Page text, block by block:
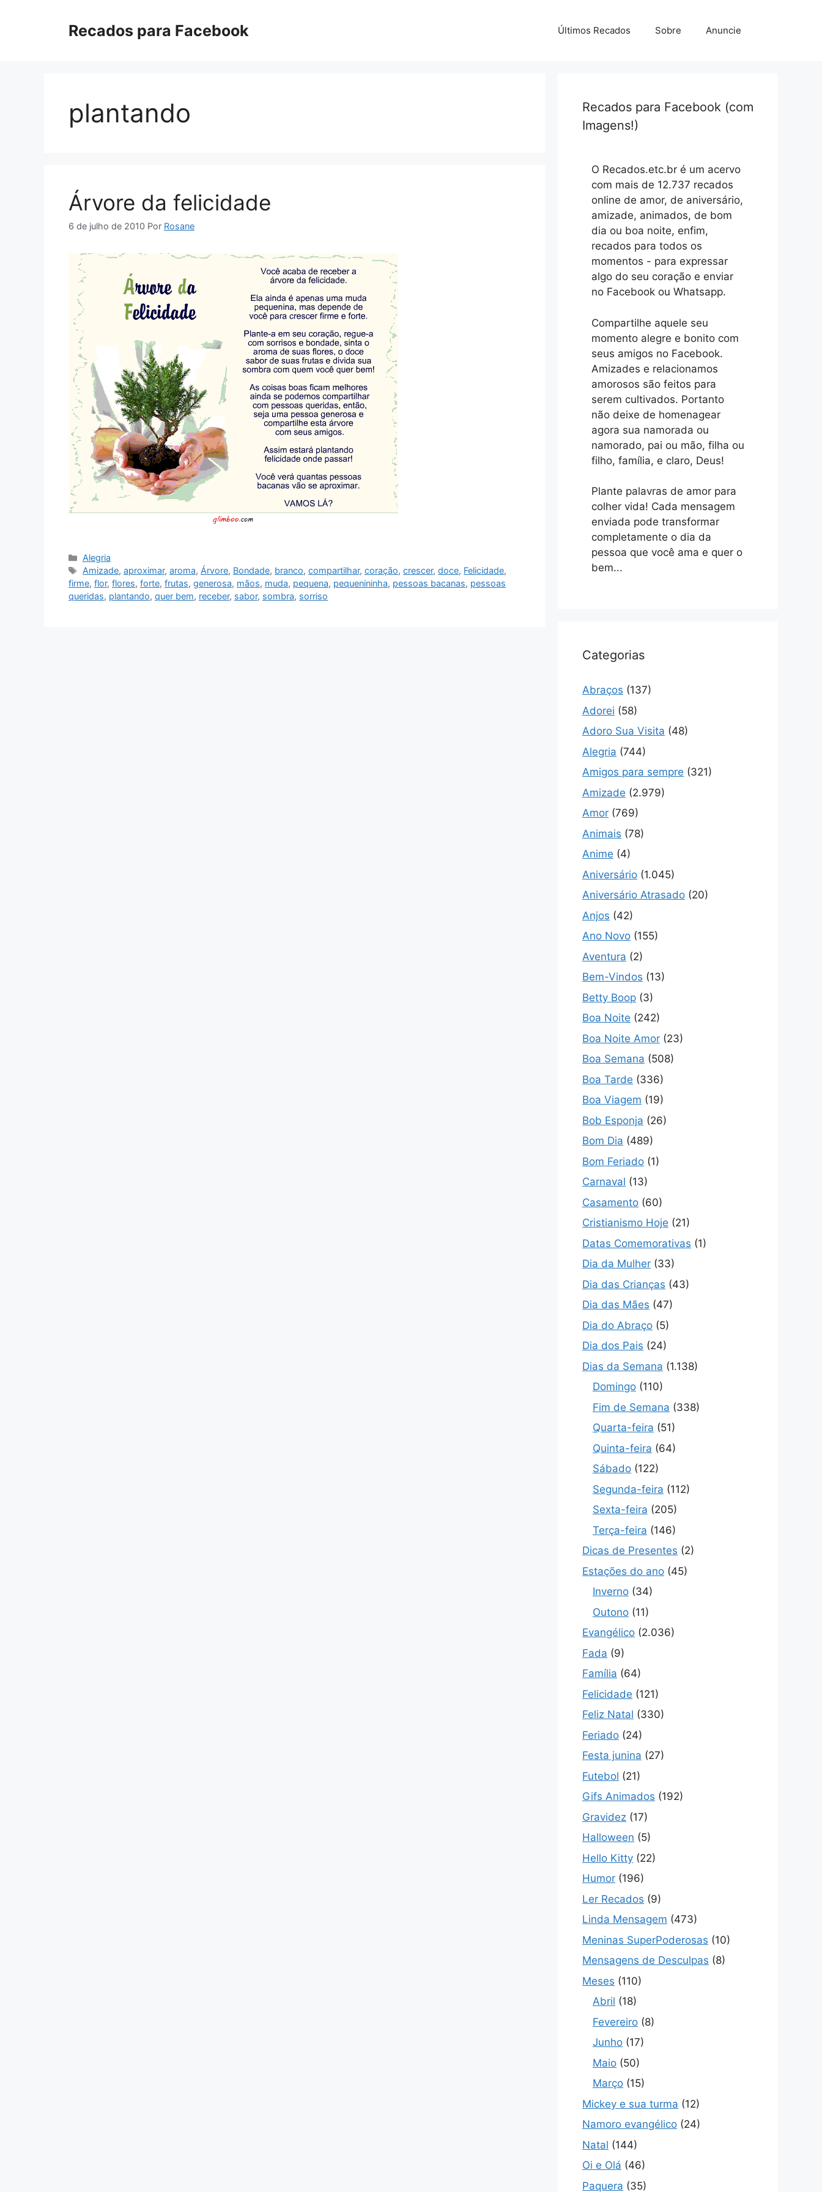
Recados para Facebook Últimos Recados Sobre Anuncie
plantando
Árvore da felicidade
6 de julho de 2010 Por Rosane
Categorias
Alegria
Tags
Amizade,aproximar,aroma, Árvore, Bondade, branco,compartilhar,coração,crescer,doce, Felicidade,
firme, flor, flores, forte, frutas, generosa, mãos, muda, pequena, pequenininha, pessoas bacanas, pessoas
queridas, plantando, quer bem, receber, sabor, sombra, sorriso
Recados para Facebook (com
Imagens!)
O Recados.etc.br é um acervo
com mais de 12.737 recados
online de amor, de aniversário,
amizade, animados, de bom
dia ou boa noite, enfim,
recados para todos os
momentos - para expressar
algo do seu coração e enviar
no Facebook ou Whatsapp.
Compartilhe aquele seu
momento alegre e bonito com
seus amigos no Facebook.
Amizades e relacionamos
amorosos são feitos para
serem cultivados. Portanto
não deixe de homenagear
agora sua namorada ou
namorado, pai ou mão, filha ou
filho, família, e claro, Deus!
Plante palavras de amor para
colher vida! Cada mensagem
enviada pode transformar
completamente o dia da
pessoa que você ama e quer o
bem...
Categorias
Abraços (137)
Adorei (58)
Adoro Sua Visita (48)
Alegria (744)
Amigos para sempre (321)
Amizade (2.979)
Amor (769)
Animais (78)
Anime (4)
Aniversário (1.045)
Aniversário Atrasado (20)
Anjos (42)
Ano Novo (155)
Aventura (2)
Bem-Vindos (13)
Betty Boop (3)
Boa Noite (242)
Boa Noite Amor (23)
Boa Semana (508)
Boa Tarde (336)
Boa Viagem (19)
Bob Esponja (26)
Bom Dia (489)
Bom Feriado (1)
Carnaval (13)
Casamento (60)
Cristianismo Hoje (21)
Datas Comemorativas (1)
Dia da Mulher (33)
Dia das Crianças (43)
Dia das Mães (47)
Dia do Abraço (5)
Dia dos Pais (24)
Dias da Semana (1.138)
Domingo (110)
Fim de Semana (338)
Quarta-feira (51)
Quinta-feira (64)
Sábado (122)
Segunda-feira (112)
Sexta-feira (205)
Terça-feira (146)
Dicas de Presentes (2)
Estações do ano (45)
Inverno (34)
Outono (11)
Evangélico (2.036)
Fada (9)
Família (64)
Felicidade (121)
Feliz Natal (330)
Feriado (24)
Festa junina (27)
Futebol (21)
Gifs Animados (192)
Gravidez (17)
Halloween (5)
Hello Kitty (22)
Humor (196)
Ler Recados (9)
Linda Mensagem (473)
Meninas SuperPoderosas (10)
Mensagens de Desculpas (8)
Meses (110)
Abril (18)
Fevereiro (8)
Junho (17)
Maio (50)
Março (15)
Mickey e sua turma (12)
Namoro evangélico (24)
Natal (144)
Oi e Olá (46)
Paquera (35)